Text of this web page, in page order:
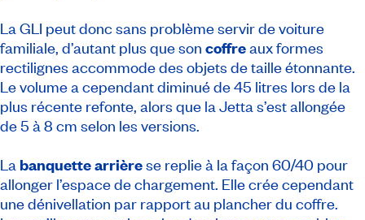
La GLI peut donc sans problème servir de voiture
familiale, d’autant plus que son coffreaux formes
rectilignes accommode des objets de taille étonnante.
Le volume a cependant diminué de 45 litres lors de la
plus récente refonte, alors que la Jetta s’est allongée
de 5 à 8 cm selon les versions.
La banquette arrièrese replie à la façon 60/40 pour
allonger l’espace de chargement. Elle crée cependant
une dénivellation par rapport au plancher du coffre.